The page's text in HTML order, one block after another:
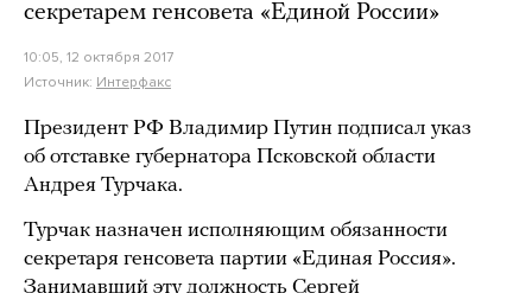
секретарем генсовета «Единой России»
10:05, 12 октября 2017
Источник: Интерфакс
Президент РФ Владимир Путин подписал указ
об отставке губернатора Псковской области
Андрея Турчака.
Турчак назначен исполняющим обязанности
секретаря генсовета партии «Единая Россия».
Занимавший эту должность Сергей